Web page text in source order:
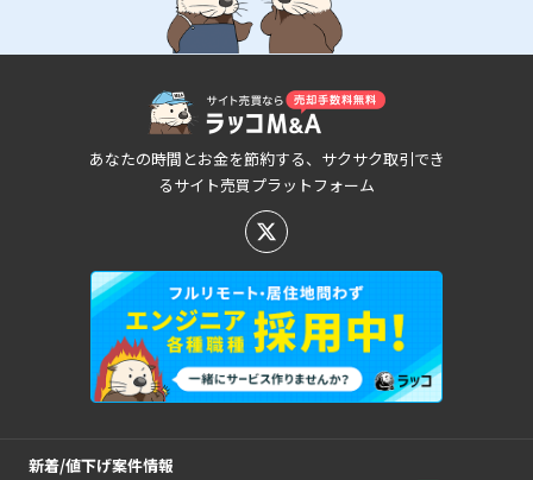
あなたの時間とお金を節約する、サクサク取引でき
るサイト売買プラットフォーム
新着/値下げ案件情報